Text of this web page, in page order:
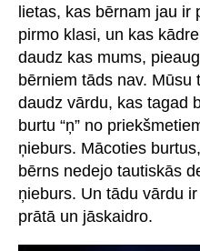
lietas, kas bērnam jau
pirmo klasi, un kas
daudz kas mums,
bērniem tāds nav.
daudz vārdu, kas tagad
burtu “ņ” no
ņieburs. Mācoties
bērns nedejo tautiskās
ņieburs. Un tādu vārdu
prātā un jāskaidro.